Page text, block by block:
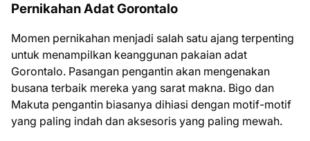
Pernikahan Adat Gorontalo
Momen pernikahan menjadi salah satu ajang terpenting
untuk menampilkan keanggunan pakaian adat
Gorontalo. Pasangan pengantin akan mengenakan
busana terbaik mereka yang sarat makna. Bigo dan
Makuta pengantin biasanya dihiasi dengan motif-motif
yang paling indah dan aksesoris yang paling mewah.